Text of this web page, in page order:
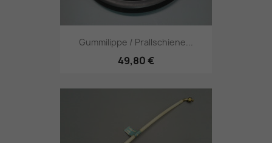
Gummilippe / Prallschiene...
49,80 €